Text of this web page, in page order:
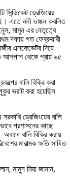
সিন্ডিকেট ড্রেজিয়ের
এতে নদী ভাঙন কবলিত
মামুন এর নেতৃত্বে
দফায় গত ফেব্রুয়ারী
এসকেভেটর দিয়ে
আশপাশ থেকে প্রায় ৬৫
বালি বিক্রি করা
ভরাট করা হয়েছিল
ড্রেজিংয়ের বালি
প্রশাসনের কাছে
বালি বিক্রি করায়
মারাত্মক ক্ষতি সাধিত
মামুন মিয়া জানান,